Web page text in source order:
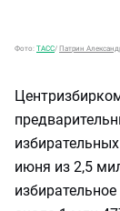
Фото: ТАСС/ Патрин
июня из 2,5